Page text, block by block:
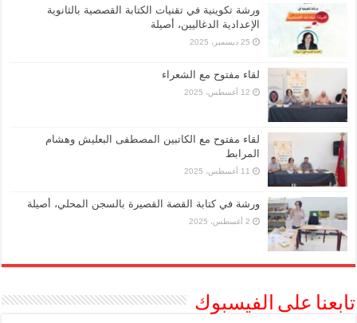
ورشة تكوينية في تقنيات الكتابة القصصية بالثانوية
الإعدادية الدغاليين، أصيلة
25 ديسمبر، 2025
لقاء مفتوح مع الشعراء
12 أغسطس، 2025
لقاء مفتوح مع الكاتبين المصطفى البعليش وهشام
المرابط
11 أغسطس، 2025
ورشة في كتابة القصة القصيرة بالسجن المحلي، أصيلة
2 أغسطس، 2025
تابعنا على الفيسبوك